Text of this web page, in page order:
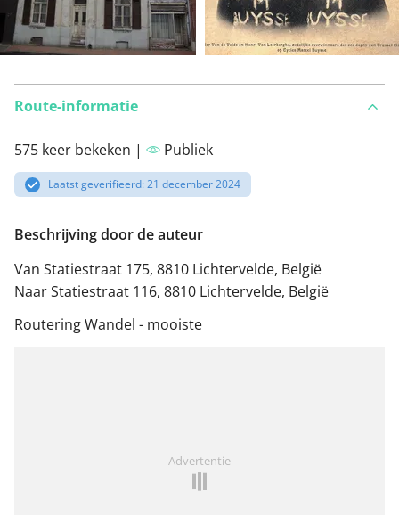
Route-informatie
575 keer bekeken | Publiek
Laatst geverifieerd: 21 december 2024
Beschrijving door de auteur
Van Statiestraat 175, 8810 Lichtervelde, België
Naar Statiestraat 116, 8810 Lichtervelde, België
Routering Wandel - mooiste
Advertentie